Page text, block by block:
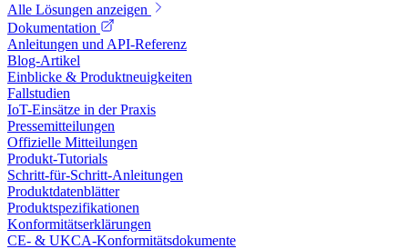
Alle Lösungen anzeigen
Dokumentation
Anleitungen und API-Referenz
Blog-Artikel
Einblicke & Produktneuigkeiten
Fallstudien
IoT-Einsätze in der Praxis
Pressemitteilungen
Offizielle Mitteilungen
Produkt-Tutorials
Schritt-für-Schritt-Anleitungen
Produktdatenblätter
Produktspezifikationen
Konformitätserklärungen
CE- & UKCA-Konformitätsdokumente